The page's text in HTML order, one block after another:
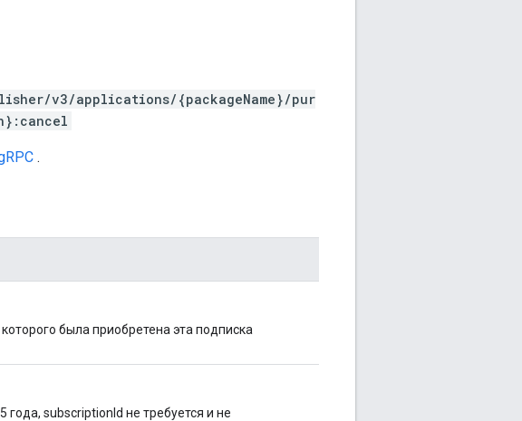
v3/applications/{packageName}/pur
.
была приобретена эта подписка
subscriptionId не требуется и не